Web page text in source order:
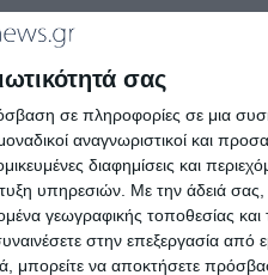
σας
σε πληροφορίες σε μια
αναγνωριστικοί και
διαφημίσεις και
υπηρεσιών. Με την άδειά σας,
γεωγραφικής τοποθεσίας
στην επεξεργασία από
μπορείτε να αποκτήσετε